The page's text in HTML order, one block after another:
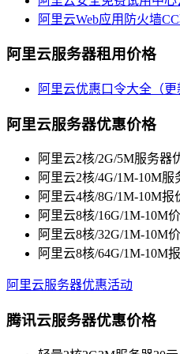
阿里云Web应用防火墙
阿里云服务器租用价格
阿里云优惠口令大全（更
阿里云服务器优惠价格
阿里云2核/2G/5M服务器
阿里云2核/4G/1M-10M服
阿里云4核/8G/1M-10M报
阿里云8核/16G/1M-10M
阿里云8核/32G/1M-10M
阿里云8核/64G/1M-10M
阿里云服务器优惠活动
腾讯云服务器优惠价格